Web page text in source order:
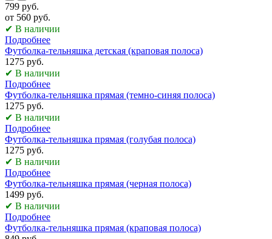
799 руб.
от 560 руб.
✔ В наличии
Подробнее
Футболка-тельняшка детская (краповая полоса)
1275 руб.
✔ В наличии
Подробнее
Футболка-тельняшка прямая (темно-синяя полоса)
1275 руб.
✔ В наличии
Подробнее
Футболка-тельняшка прямая (голубая полоса)
1275 руб.
✔ В наличии
Подробнее
Футболка-тельняшка прямая (черная полоса)
1499 руб.
✔ В наличии
Подробнее
Футболка-тельняшка прямая (краповая полоса)